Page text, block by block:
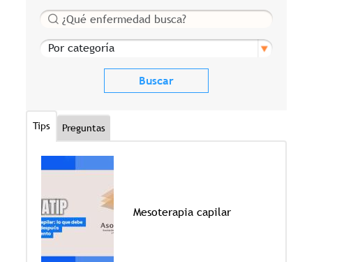
Buscar
Por categoría
Tips Preguntas
Mesoterapia capilar